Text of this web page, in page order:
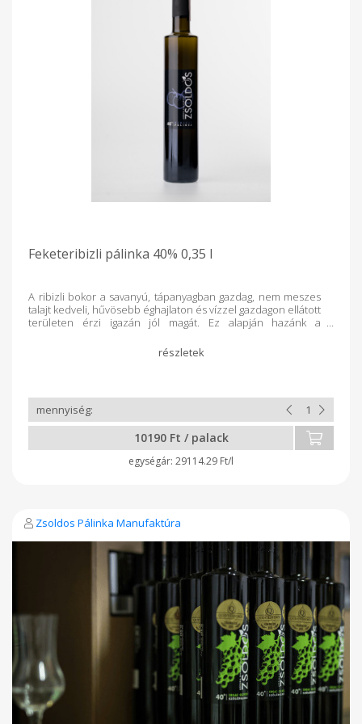
Feketeribizli pálinka 40% 0,35 l
A ribizli bokor a savanyú, tápanyagban gazdag, nem meszes
talajt kedveli, hűvösebb éghajlaton és vízzel gazdagon ellátott
területen érzi igazán jól magát. Ez alapján hazánk a
talajvízállású helyeken előfordulása gyakoribb lehet. A belőle
készült pálinka nagyon karakteres, erőteljes, össze nem
legmegosztóbb gyümölcs. Az édes, lekváros jelleg mellett
ízében, illatában jelen van fűszeres fanyarsága, és az érett
gyümölcsre jellemző egyfajta kesernye, ami nem hiba, hanem
a növény tulajdonsága.10190 Ft / palack
29114.29 Ft/l
Zsoldos Pálinka Manufaktúra